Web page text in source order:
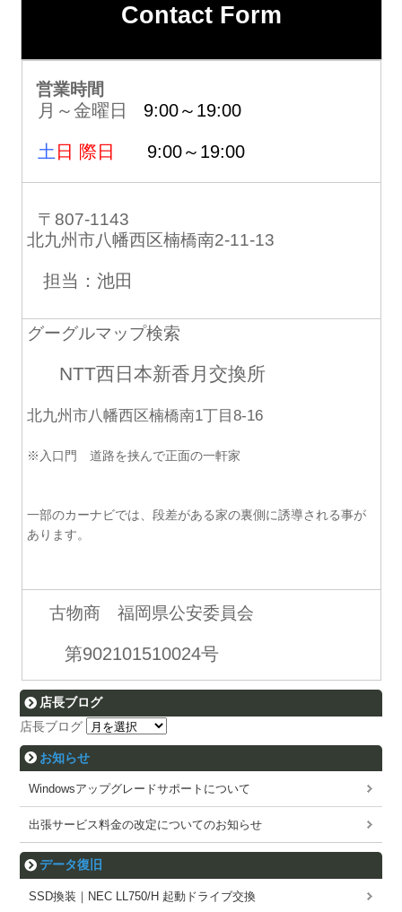
Contact Form
営業時間
月～金曜日 9:00～19:00
土 日 際日 9:00～19:00
〒807-1143
北九州市八幡西区楠橋南2-11-13
担当：池田
グーグルマップ検索
NTT西日本新香月交換所
北九州市八幡西区楠橋南1丁目8-16
※入口門 道路を挟んで正面の一軒家
一部のカーナビでは、段差がある家の裏側に誘導される事が
あります。
古物商 福岡県公安委員会
第902101510024号
店長ブログ
店長ブログ
お知らせ
Windowsアップグレードサポートについて
出張サービス料金の改定についてのお知らせ
データ復旧
SSD換装｜NEC LL750/H 起動ドライブ交換